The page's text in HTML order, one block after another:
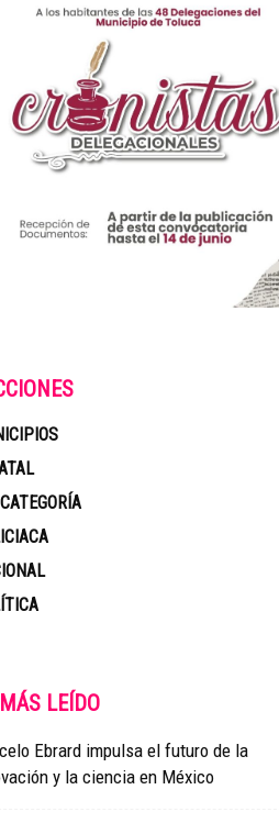
LEÍDO
Ebrard impulsa el futuro de la
y la ciencia en México